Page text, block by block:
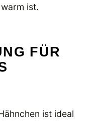
ist.
FÜR
ist ideal